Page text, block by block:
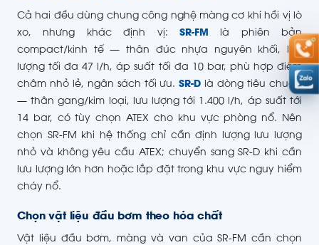
Cả hai đều dùng chung công nghệ màng cơ khí hồi vị lò
xo, nhưng khác định vị: SR-FM là phiên bản
compact/kinh tế — thân đúc nhựa nguyên khối, lưu
lượng tối đa 47 l/h, áp suất tối đa 10 bar, phù hợp điểm
châm nhỏ lẻ, ngân sách tối ưu.SR-D là dòng tiêu chuẩn
— thân gang/kim loại, lưu lượng tới 1.400 l/h, áp suất tới
14 bar, có tùy chọn ATEX cho khu vực phòng nổ. Nên
chọn SR-FM khi hệ thống chỉ cần định lượng lưu lượng
nhỏ và không yêu cầu ATEX; chuyển sang SR-D khi cần
lưu lượng lớn hơn hoặc lắp đặt trong khu vực nguy hiểm
cháy nổ.
Chọn vật liệu đầu bơm theo hóa chất
Vật liệu đầu bơm, màng và van của SR-FM cần chọn